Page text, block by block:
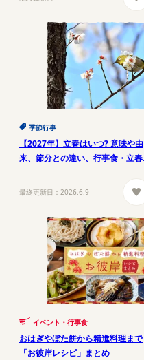
季節行事
【2027年】立春はいつ? 意味や由
来、節分との違い、行事食・立春
最終更新日： 2026.6.9
イベント・行事食
おはぎやぼた餅から精進料理まで
「お彼岸レシピ」まとめ